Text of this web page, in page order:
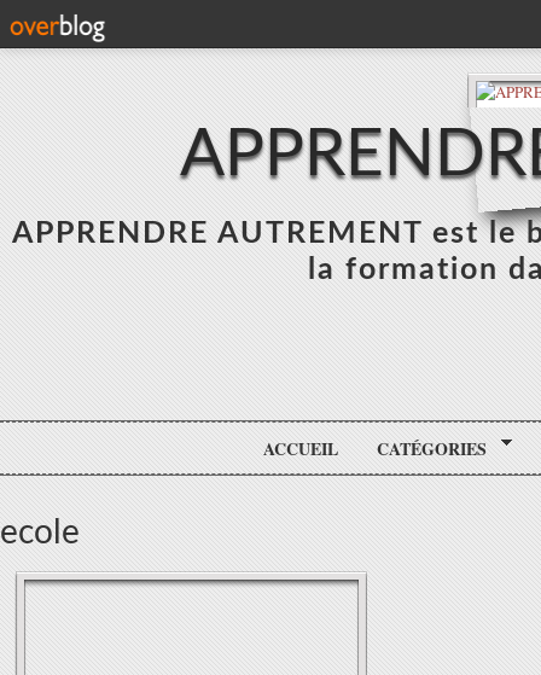
APPRENDRE AUTREMENT est
la formation
ACCUEIL CATÉGORIES
ecole